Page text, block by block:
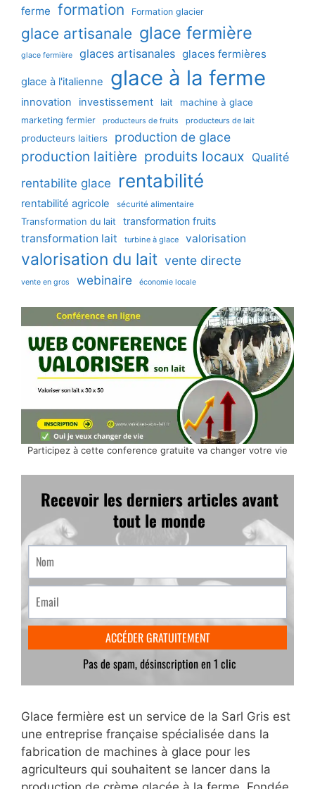
ferme formation Formation glacier
glace artisanale glace fermière
glace fermière glaces artisanales glaces fermières
glace à l'italienne glace à la ferme
innovation investissement lait machine à glace
marketing fermier producteurs de fruits producteurs de lait
producteurs laitiers production de glace
production laitière produits locaux Qualité
rentabilite glace
rentabilité
rentabilité agricole sécurité alimentaire
Transformation du lait transformation fruits
transformation lait turbine à glace valorisation
valorisation du lait vente directe
vente en gros webinaire économie locale
Participez à cette conference gratuite va changer votre vie
Glace fermière est un service de la Sarl Gris est
une entreprise française spécialisée dans la
fabrication de machines à glace pour les
agriculteurs qui souhaitent se lancer dans la